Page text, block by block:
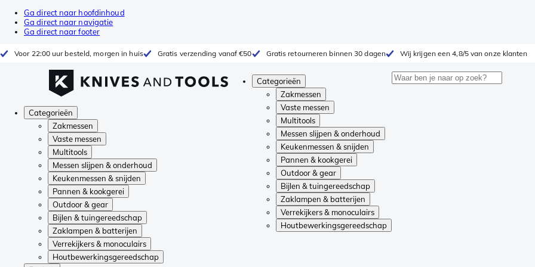
Ga direct naar hoofdinhoud
Ga direct naar navigatie
Ga direct naar footer
Voor 22:00 uur besteld, morgen in huis Gratis verzending vanaf €50 Gratis retourneren binnen 30 dagen Wij krijgen een 4,8/5 van onze klanten
Categorieën
Zakmessen
Vaste messen
Multitools
Messen slijpen & onderhoud
Keukenmessen & snijden
Pannen & kookgerei
Outdoor & gear
Bijlen & tuingereedschap
Zaklampen & batterijen
Verrekijkers & monoculairs
Houtbewerkingsgereedschap
Categorieën
Zakmessen
Vaste messen
Multitools
Messen slijpen & onderhoud
Keukenmessen & snijden
Pannen & kookgerei
Outdoor & gear
Bijlen & tuingereedschap
Zaklampen & batterijen
Verrekijkers & monoculairs
Houtbewerkingsgereedschap